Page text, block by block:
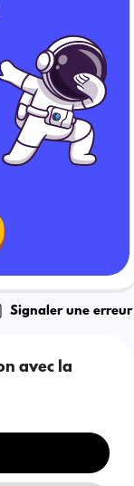
Signaler une erreur
avec la